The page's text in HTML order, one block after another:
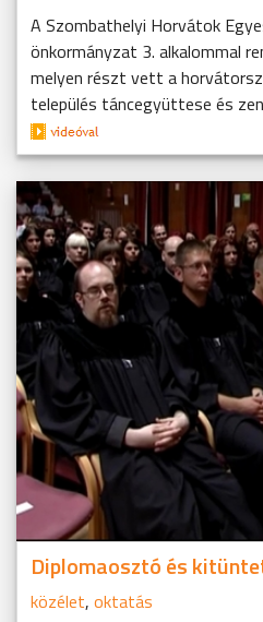
A Szombathelyi Horvátok
önkormányzat 3. alkalommal
melyen részt vett a
település táncegyüttese és
Diplomaosztó és
közélet, oktatás